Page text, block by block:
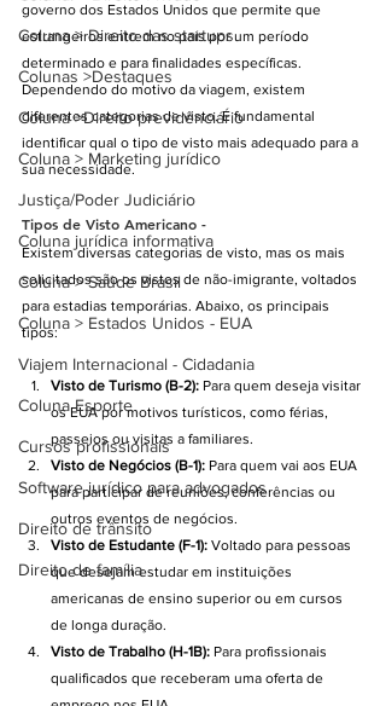
Coluna > Direito das startups
Colunas >Destaques
Coluna >Direito previdênciário
Coluna > Marketing jurídico
Justiça/Poder Judiciário
Coluna jurídica informativa
Coluna > Saúde Brasil
Coluna > Estados Unidos - EUA
Viajem Internacional - Cidadania
Coluna Esporte
Cursos profissionais
Software jurídico para advogados
Direito de trânsito
Direito de família
governo dos Estados Unidos que permite que
estrangeiros entrem no país por um período
determinado e para finalidades específicas.
Dependendo do motivo da viagem, existem
diferentes categorias de visto. É fundamental
identificar qual o tipo de visto mais adequado para a
sua necessidade.
Tipos de Visto Americano -
Existem diversas categorias de visto, mas os mais
solicitados são os vistos de não-imigrante, voltados
para estadias temporárias. Abaixo, os principais
tipos:
Visto de Turismo (B-2): Para quem deseja visitar
os EUA por motivos turísticos, como férias,
passeios ou visitas a familiares.
Visto de Negócios (B-1): Para quem vai aos EUA
para participar de reuniões, conferências ou
outros eventos de negócios.
Visto de Estudante (F-1): Voltado para pessoas
que desejam estudar em instituições
americanas de ensino superior ou em cursos
de longa duração.
Visto de Trabalho (H-1B): Para profissionais
qualificados que receberam uma oferta de